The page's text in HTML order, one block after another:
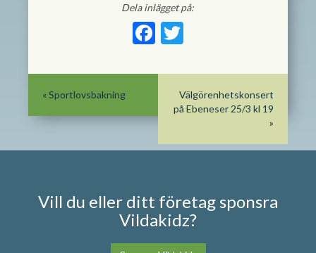
Dela inlägget på:
Facebook
Twitter
Välgörenhetskonsert
på Ebeneser 25/3 kl 19
»
« Sportlovsbakning
Vill du eller ditt företag sponsra
Vildakidz?